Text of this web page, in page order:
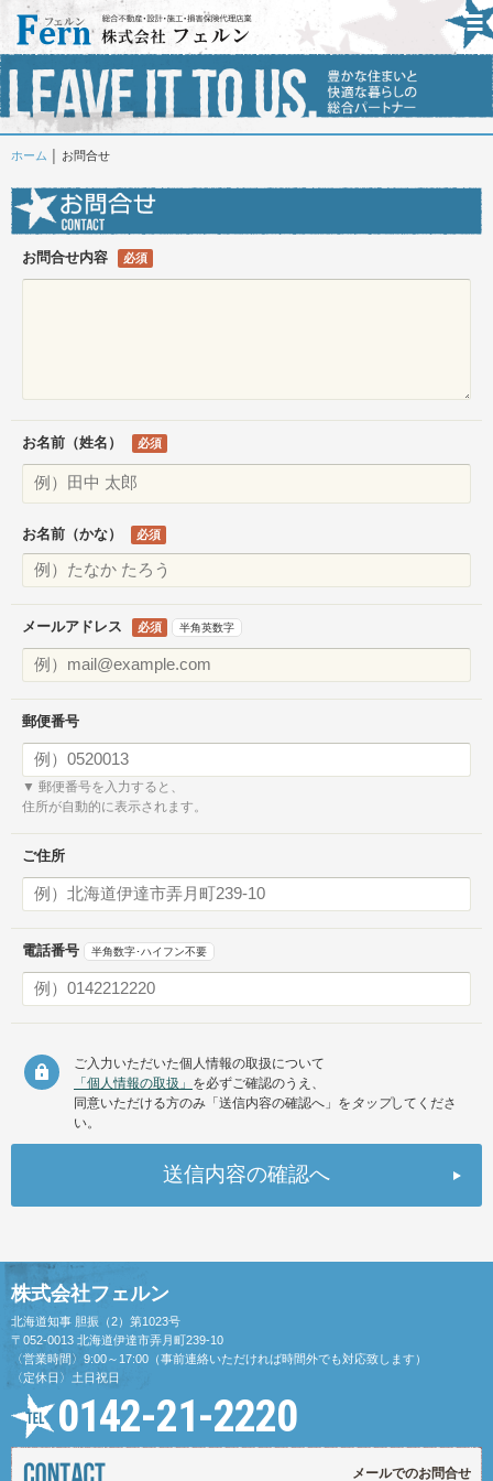
ホーム │ お問合せ
お問合せ内容 必須
お名前 （姓名） 必須
お名前（かな） 必須
メールアドレス 必須 半角英数字
郵便番号
▼ 郵便番号を入力すると、
住所が自動的に表示されます。
ご住所
電話番号 半角数字･ハイフン不要
ご入力いただいた個人情報の取扱について
「個人情報の取扱」 を必ずご確認のうえ、
同意いただける方のみ「送信内容の確認へ」を タップしてくださ
い。
株式会社フェルン
北海道知事 胆振（2）第1023号
〒052-0013 北海道伊達市弄月町239-10
〈営業時間〉9:00～17:00（事前連絡いただければ時間外でも対応致します）
〈定休日〉土日祝日
0142-21-2220
メールでのお問合せ